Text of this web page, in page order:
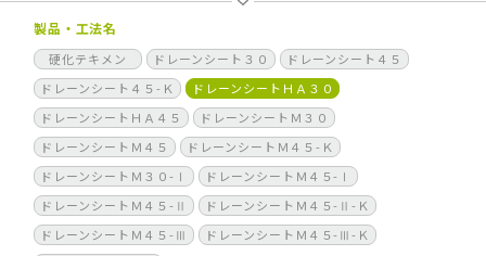
製品・工法名
硬化テキメン ドレーンシート３０
ドレーンシート４５
ドレーンシート４５-Ｋ
ドレーンシートＨＡ３０
ドレーンシートＨＡ４５
ドレーンシートＭ３０
ドレーンシートＭ４５
ドレーンシートＭ４５-Ｋ
ドレーンシートＭ３０-Ⅰ
ドレーンシートＭ４５-Ⅰ
ドレーンシートＭ４５-Ⅱ
ドレーンシートＭ４５-Ⅱ-Ｋ
ドレーンシートＭ４５-Ⅲ
ドレーンシートＭ４５-Ⅲ-Ｋ